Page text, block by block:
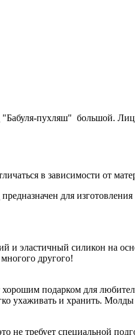
пухляш" большой.
в зависимости от
для
и эластичный силикон на
другого!
подарком для
ухаживать и хранить. Молды
не требует специальной